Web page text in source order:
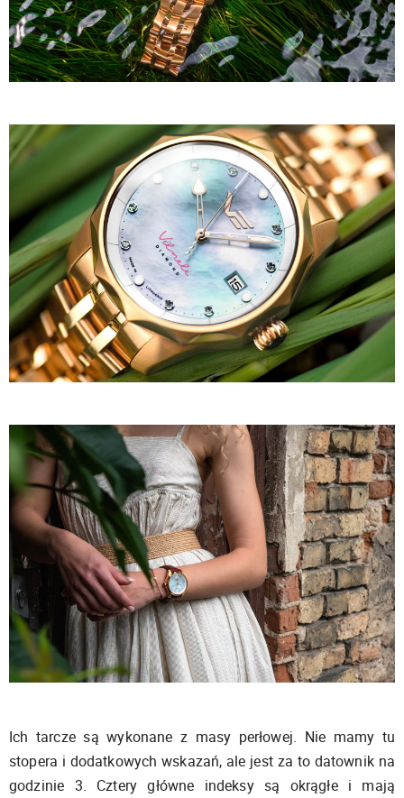
Ich tarcze są wykonane z masy perłowej. Nie mamy tu
stopera i dodatkowych wskazań, ale jest za to datownik na
godzinie 3. Cztery główne indeksy są okrągłe i mają